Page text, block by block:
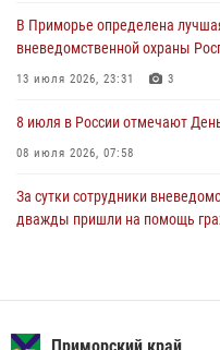
службе
27 июля 2026, 02:30
В Приморье определена
вневедомственной охраны
13 июля 2026, 23:31 3
8 июля в России отмечают
08 июля 2026, 07:58
За сутки сотрудники
дважды пришли на помощь
09 июля 2026, 06:08 2